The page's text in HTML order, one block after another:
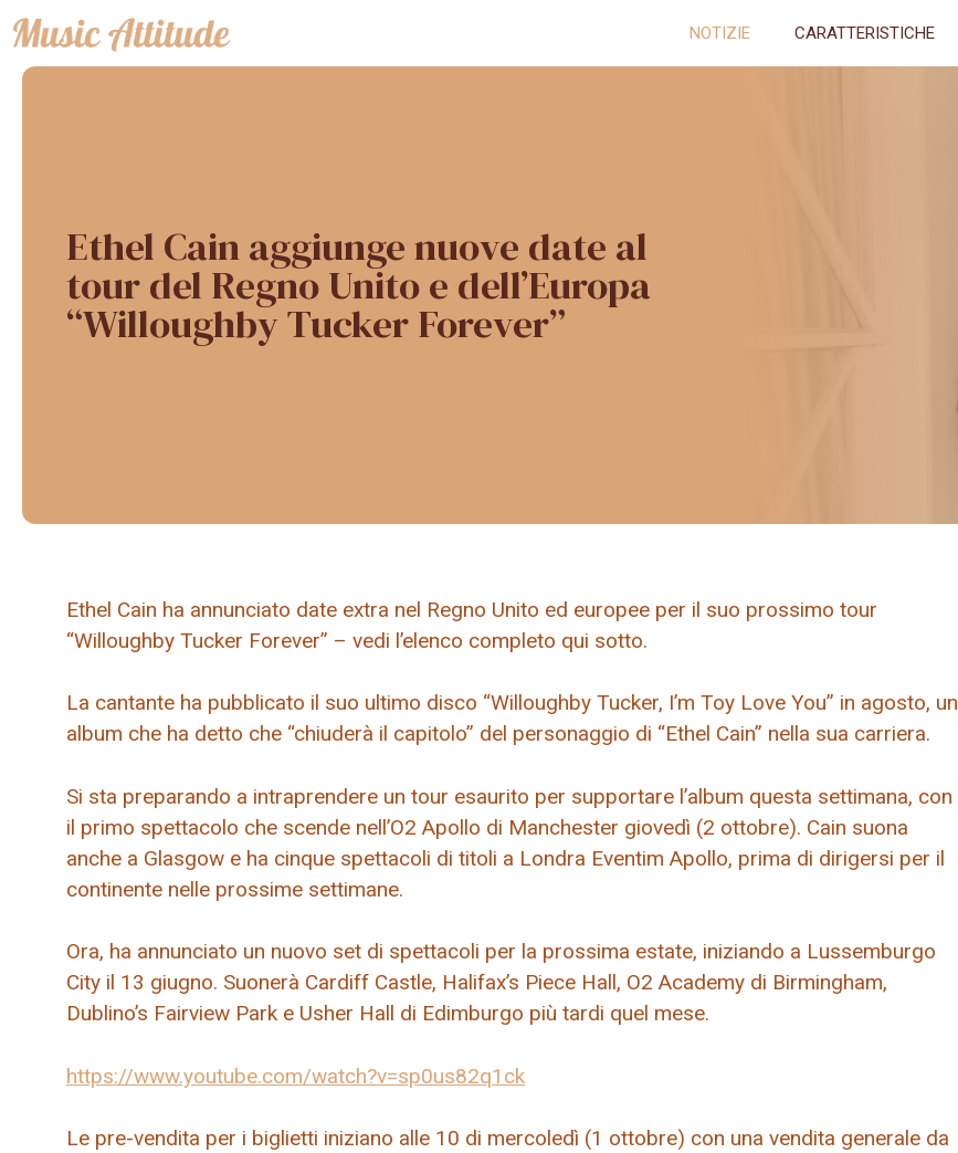
Vai
al
contenuto
NOTIZIE CARATTERISTICHE
Ethel Cain aggiunge nuove date al
tour del Regno Unito e dell’Europa
“Willoughby Tucker Forever”
Ethel Cain ha annunciato date extra nel Regno Unito ed europee per il suo prossimo tour
“Willoughby Tucker Forever” – vedi l’elenco completo qui sotto.
La cantante ha pubblicato il suo ultimo disco “Willoughby Tucker, I’m Toy Love You” in agosto, un
album che ha detto che “chiuderà il capitolo” del personaggio di “Ethel Cain” nella sua carriera.
Si sta preparando a intraprendere un tour esaurito per supportare l’album questa settimana, con
il primo spettacolo che scende nell’O2 Apollo di Manchester giovedì (2 ottobre). Cain suona
anche a Glasgow e ha cinque spettacoli di titoli a Londra Eventim Apollo, prima di dirigersi per il
continente nelle prossime settimane.
Ora, ha annunciato un nuovo set di spettacoli per la prossima estate, iniziando a Lussemburgo
City il 13 giugno. Suonerà Cardiff Castle, Halifax’s Piece Hall, O2 Academy di Birmingham,
Dublino’s Fairview Park e Usher Hall di Edimburgo più tardi quel mese.
https://www.youtube.com/watch?v=sp0us82q1ck
Le pre-vendita per i biglietti iniziano alle 10 di mercoledì (1 ottobre) con una vendita generale da